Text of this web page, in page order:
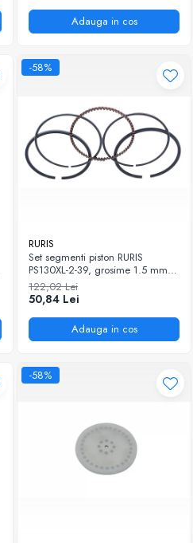
Adauga in cos
-58%
RURIS
Set segmenti piston RURIS
PS130XL-2-39, grosime 1.5 mm,
pentru masina de tuns iarba Ruris
DAC 130XL
122,02 Lei
50,84 Lei
Adauga in cos
-58%